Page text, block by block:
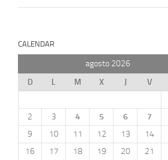
CALENDAR
agosto 2026
D
L M X J V
2
3 4 5 6 7
9
10 11 12 13 14
16
17 18 19 20 21